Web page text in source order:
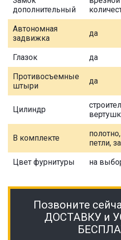
дополнительный
Автономная
задвижка
да
Глазок да
Противосъемные
штыри
да
Цилиндр
В комплекте
петли,
Цвет фурнитуры на
Позвоните
ДОСТАВКУ и